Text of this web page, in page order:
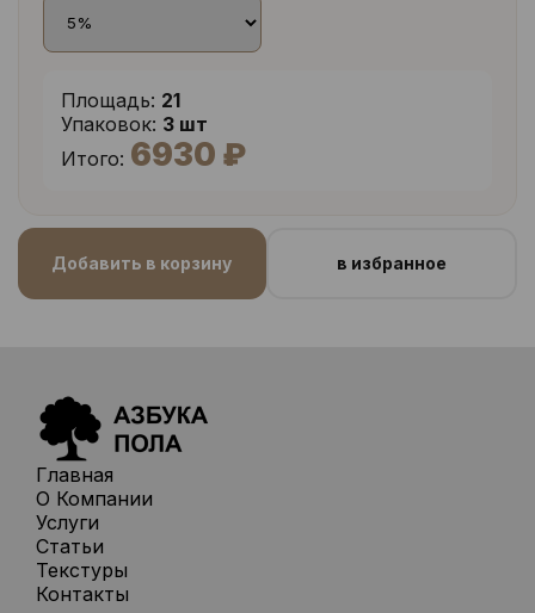
Площадь: 21
Упаковок: 3 шт
Итого: 6930 ₽
Добавить в корзину в избранное
Главная
О Компании
Услуги
Статьи
Текстуры
Контакты